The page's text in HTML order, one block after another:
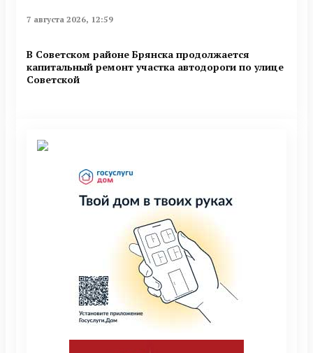
7 августа 2026, 12:59
В Советском районе Брянска продолжается
капитальный ремонт участка автодороги по улице
Советской